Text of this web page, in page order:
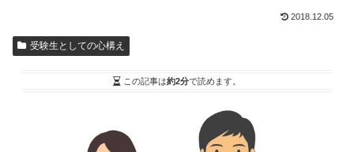
2018.12.05
受験生としての心構え
この記事は約2分で読めます。